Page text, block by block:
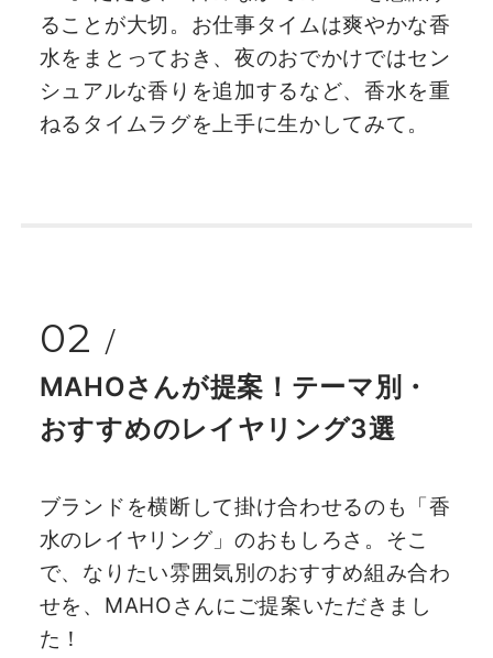
ることが大切。お仕事タイムは爽やかな香
水をまとっておき、夜のおでかけではセン
シュアルな香りを追加するなど、香水を重
ねるタイムラグを上手に生かしてみて。
02
MAHOさんが提案！テーマ別・
おすすめのレイヤリング3選
ブランドを横断して掛け合わせるのも「香
水のレイヤリング」のおもしろさ。そこ
で、なりたい雰囲気別のおすすめ組み合わ
せを、MAHOさんにご提案いただきまし
た！